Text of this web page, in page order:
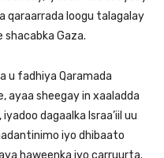
qaraarrada loogu talagalay
shacabka Gaza.
u fadhiya Qaramada
ayaa sheegay in xaaladda
dagaalka Israa’iil uu
iyo dhibaato
haweenka iyo carruurta.